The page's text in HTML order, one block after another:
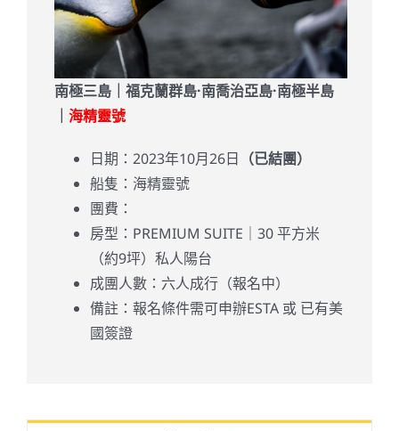
南極三島｜福克蘭群島·南喬治亞島·南極半島
海精靈號
日期：2023年10月26日 （已結團）
船隻：海精靈號
團費：
房型： PREMIUM SUITE｜30 平方米
（約9坪）私人陽台
成團人數：六人成行（報名中）
備註：報名條件需可申辦ESTA 或 已有美
國簽證